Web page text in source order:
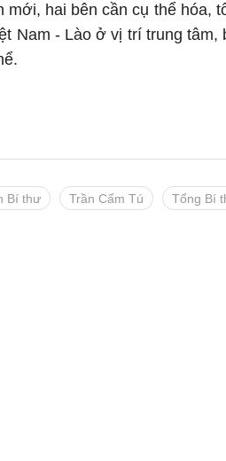
mới, hai bên cần cụ thể hóa,
Nam - Lào ở vị trí trung
Bí thư Trần Cẩm Tú Tổng Bí